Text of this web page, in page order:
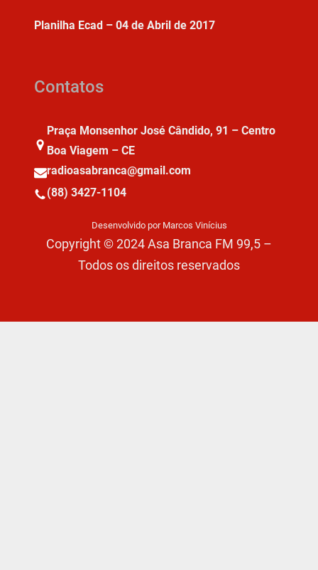
Planilha Ecad – 04 de Abril de 2017
Contatos
Praça Monsenhor José Cândido, 91 – Centro
Boa Viagem – CE
radioasabranca@gmail.com
(88) 3427-1104
Desenvolvido por Marcos Vinícius
Copyright © 2024 Asa Branca FM 99,5 –
Todos os direitos reservados